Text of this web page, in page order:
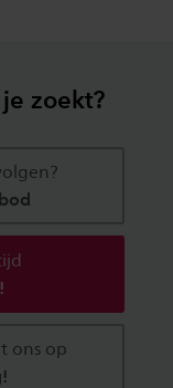
zoekt?
ons op